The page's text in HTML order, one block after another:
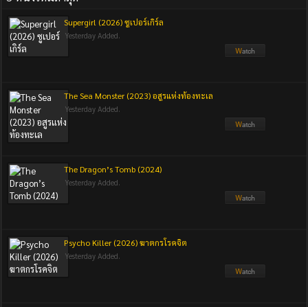
Supergirl (2026) ซูเปอร์เกิร์ล
Yesterday Added.
The Sea Monster (2023) อสูรแห่งท้องทะเล
Yesterday Added.
The Dragon’s Tomb (2024)
Yesterday Added.
Psycho Killer (2026) ฆาตกรโรคจิต
Yesterday Added.